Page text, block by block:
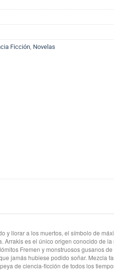
Ficción Novelas
y llorar a los muertos, el símbolo de
es el único origen conocido de
Fremen y monstruosos gusanos
jamás hubiese podido soñar. Mezcla
de ciencia-ficción de todos los